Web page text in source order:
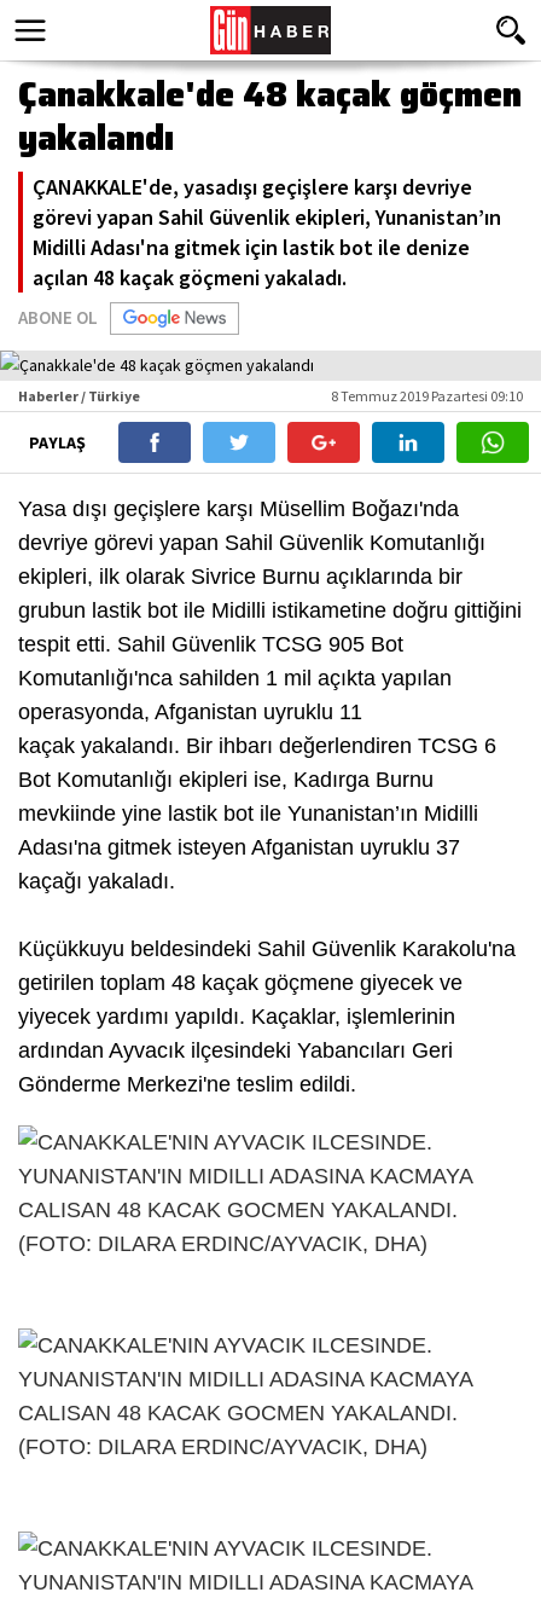
Çanakkale'de 48 kaçak göçmen
yakalandı
ÇANAKKALE'de, yasadışı geçişlere karşı devriye
görevi yapan Sahil Güvenlik ekipleri, Yunanistan’ın
Midilli Adası'na gitmek için lastik bot ile denize
açılan 48 kaçak göçmeni yakaladı.
ABONE OL
Haberler / Türkiye 8 Temmuz 2019 Pazartesi 09:10
PAYLAŞ
Yasa dışı geçişlere karşı Müsellim Boğazı'nda
devriye görevi yapan Sahil Güvenlik Komutanlığı
ekipleri, ilk olarak Sivrice Burnu açıklarında bir
grubun lastik bot ile Midilli istikametine doğru gittiğini
tespit etti. Sahil Güvenlik TCSG 905 Bot
Komutanlığı'nca sahilden 1 mil açıkta yapılan
operasyonda, Afganistan uyruklu 11
kaçak yakalandı. Bir ihbarı değerlendiren TCSG 6
Bot Komutanlığı ekipleri ise, Kadırga Burnu
mevkiinde yine lastik bot ile Yunanistan’ın Midilli
Adası'na gitmek isteyen Afganistan uyruklu 37
kaçağı yakaladı.
Küçükkuyu beldesindeki Sahil Güvenlik Karakolu'na
getirilen toplam 48 kaçak göçmene giyecek ve
yiyecek yardımı yapıldı. Kaçaklar, işlemlerinin
ardından Ayvacık ilçesindeki Yabancıları Geri
Gönderme Merkezi'ne teslim edildi.